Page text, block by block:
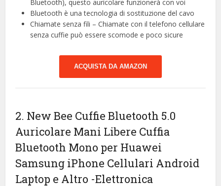
Bluetooth), questo auricolare funzionerà con voi
Bluetooth è una tecnologia di sostituzione del cavo
Chiamate senza fili – Chiamate con il telefono cellulare
senza cuffie può essere scomode e poco sicure
ACQUISTA DA AMAZON
2. New Bee Cuffie Bluetooth 5.0
Auricolare Mani Libere Cuffia
Bluetooth Mono per Huawei
Samsung iPhone Cellulari Android
Laptop e Altro -Elettronica